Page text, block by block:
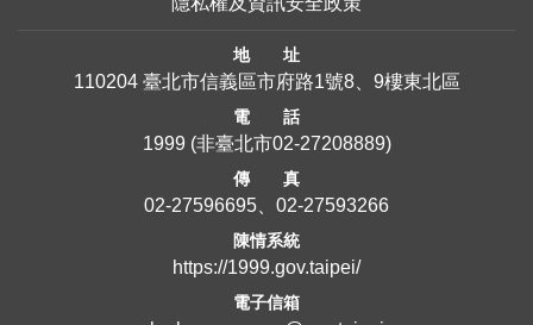
地 址
110204 臺北市信義區市府路1號8、9樓東北區
電 話
1999 (非臺北市02-27208889)
傳 真
02-27596695、02-27593266
陳情系統
https://1999.gov.taipei/
電子信箱